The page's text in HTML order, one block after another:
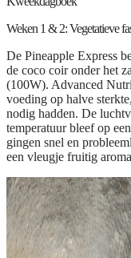
Weken 1 & 2: Vegetatieve
De Pineapple Express
de coco coir onder het
(100W). Advanced
voeding op halve
nodig hadden. De
temperatuur bleef op
gingen snel en
een vleugje fruitig